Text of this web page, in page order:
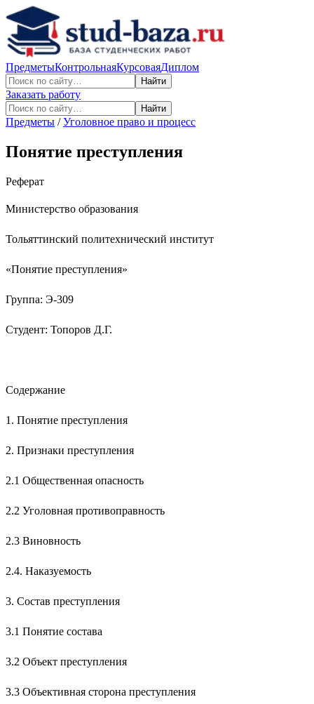
ПредметыКонтрольнаяКурсоваяДиплом
Найти
Заказать работу
Найти
Предметы /Уголовное право и процесс
Понятие преступления
Реферат
Министерство образования
Тольяттинский политехнический институт
«Понятие преступления»
Группа: Э-309
Студент: Топоров Д.Г.
Содержание
1. Понятие преступления
2. Признаки преступления
2.1 Общественная опасность
2.2 Уголовная противоправность
2.3 Виновность
2.4. Наказуемость
3. Состав преступления
3.1 Понятие состава
3.2 Объект преступления
3.3 Объективная сторона преступления